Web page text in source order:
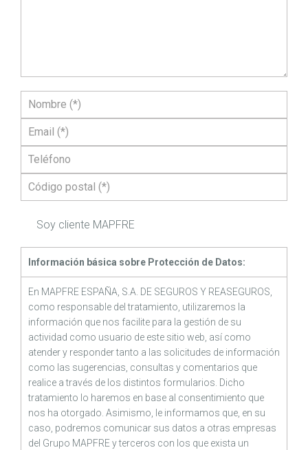
Soy cliente MAPFRE
Información básica sobre Protección de Datos:
En MAPFRE ESPAÑA, S.A. DE SEGUROS Y REASEGUROS,
como responsable del tratamiento, utilizaremos la
información que nos facilite para la gestión de su
actividad como usuario de este sitio web, así como
atender y responder tanto a las solicitudes de información
como las sugerencias, consultas y comentarios que
realice a través de los distintos formularios. Dicho
tratamiento lo haremos en base al consentimiento que
nos ha otorgado. Asimismo, le informamos que, en su
caso, podremos comunicar sus datos a otras empresas
del Grupo MAPFRE y terceros con los que exista un